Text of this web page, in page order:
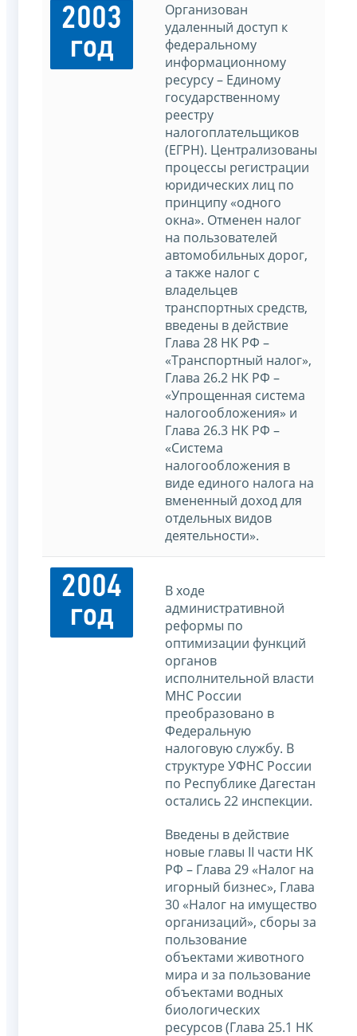
2003
год
Организован
удаленный доступ к
федеральному
информационному
ресурсу – Единому
государственному
реестру
налогоплательщиков
(ЕГРН). Централизованы
процессы регистрации
юридических лиц по
принципу «одного
окна». Отменен налог
на пользователей
автомобильных дорог,
а также налог с
владельцев
транспортных средств,
введены в действие
Глава 28 НК РФ –
«Транспортный налог»,
Глава 26.2 НК РФ –
«Упрощенная система
налогообложения» и
Глава 26.3 НК РФ –
«Система
налогообложения в
виде единого налога на
вмененный доход для
отдельных видов
деятельности».
2004
год
В ходе
административной
реформы по
оптимизации функций
органов
исполнительной власти
МНС России
преобразовано в
Федеральную
налоговую службу. В
структуре УФНС России
по Республике Дагестан
остались 22 инспекции.
Введены в действие
новые главы II части НК
РФ – Глава 29 «Налог на
игорный бизнес», Глава
30 «Налог на имущество
организаций», сборы за
пользование
объектами животного
мира и за пользование
объектами водных
биологических
ресурсов (Глава 25.1 НК